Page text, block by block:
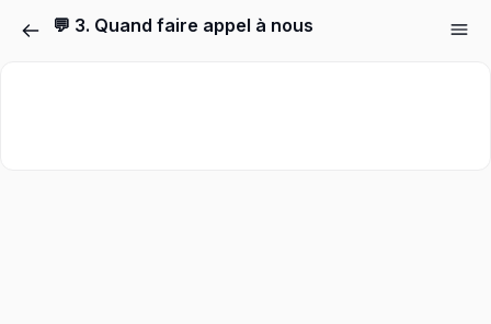
💬 3. Quand faire appel à nous